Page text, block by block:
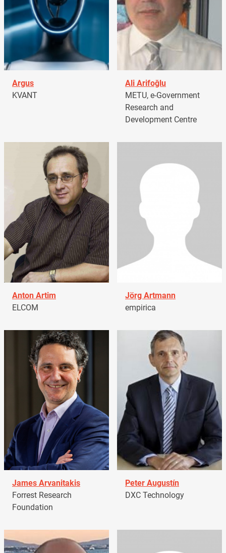
Argus
KVANT
Ali Arifoğlu
METU, e-Government
Research and
Development Centre
Anton Artim
ELCOM
Jörg Artmann
empirica
James Arvanitakis
Forrest Research
Foundation
Peter Augustín
DXC Technology